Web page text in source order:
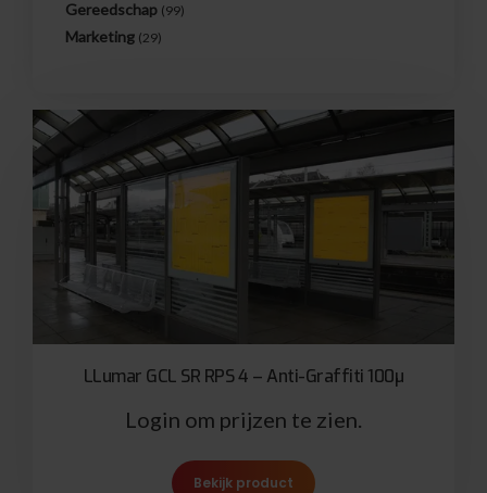
Gereedschap (99)
Marketing (29)
LLumar GCL SR RPS 4 – Anti-Graffiti 100µ
Login om prijzen te zien.
Bekijk product